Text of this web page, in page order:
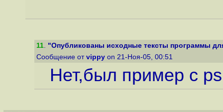
11. "Опубликованы исходные тексты программы
Сообщение от vippy on 21-Ноя-05, 00:51
Нет,был пример с